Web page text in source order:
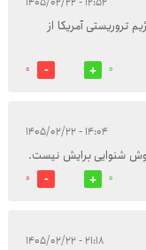
تروریستی آمریکا از
0
0
۱۴:۰۴ - ۱۴۰۵/۰۲/۲۲
شنوایی برایش نیست.
0
0
۲۱:۱۸ - ۱۴۰۵/۰۲/۲۲